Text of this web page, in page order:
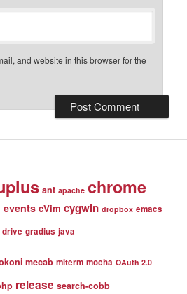
and website in this browser for the
ant apache chrome
cVim cygwin dropbox emacs
drive gradius java
mecab mlterm mocha OAuth 2.0
release search-cobb